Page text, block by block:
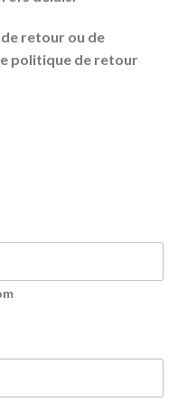
retour ou de
politique de retour